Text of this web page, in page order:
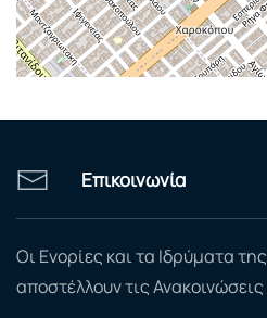
Επικοινωνία
Οι Ενορίες και τα Ιδρύματα
αποστέλλουν τις